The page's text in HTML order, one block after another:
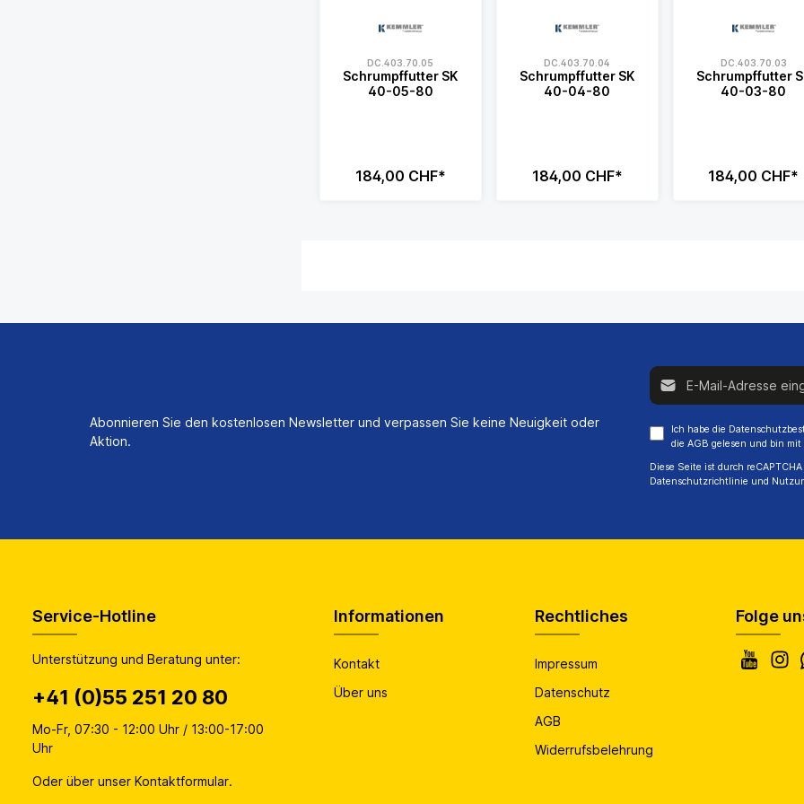
DC.403.70.05
Schrumpffutter SK
40-05-80
184,00 CHF*
DC.403.70.04
Schrumpffutter SK
40-04-80
184,00 CHF*
DC.403.70.03
Schrumpffutter
40-03-80
184,00 CHF*
Abonnieren Sie den kostenlosen Newsletter und verpassen Sie keine Neuigkeit oder
Aktion.
E-Mail-Adresse*
Ich habe die
die AGB gelesen und bin
Diese Seite ist durch
Datenschutzrichtlinie und
Folge
Service-Hotline
Unterstützung und Beratung unter:
+41 (0)55 251 20 80
Mo-Fr, 07:30 - 12:00 Uhr / 13:00-17:00
Uhr
Oder über unser Kontaktformular.
Informationen
Kontakt
Über uns
Rechtliches
Impressum
Datenschutz
AGB
Widerrufsbelehrung